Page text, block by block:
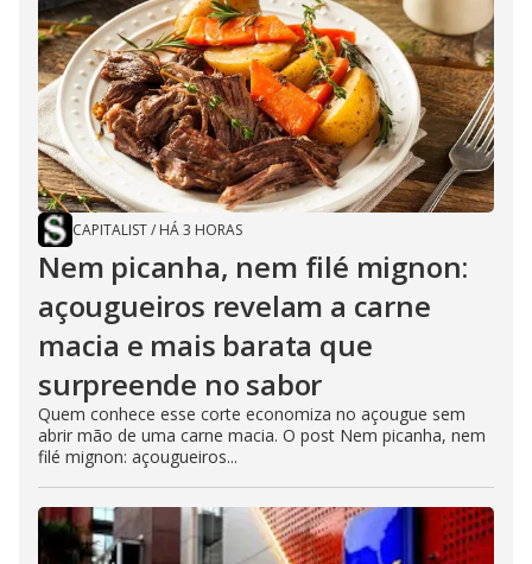
CAPITALIST/ HÁ 3 HORAS
Nem picanha, nem filé mignon:
açougueiros revelam a carne
macia e mais barata que
surpreende no sabor
Quem conhece esse corte economiza no açougue sem
abrir mão de uma carne macia. O post Nem picanha, nem
filé mignon: açougueiros...